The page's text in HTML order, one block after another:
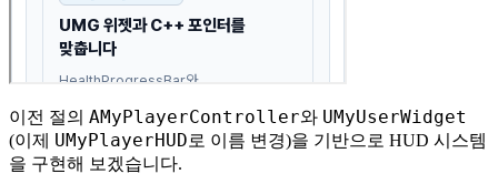
이전 절의 AMyPlayerController와 UMyUserWidget
(이제 UMyPlayerHUD로 이름 변경)을 기반으로 HUD 시스템
을 구현해 보겠습니다.